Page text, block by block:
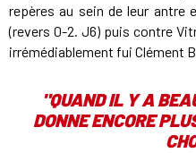
repères au sein de leur antre
(revers 0-2. J6) puis contre
irrémédiablement fui Clément
"QUAND IL Y A
DONNE ENCORE